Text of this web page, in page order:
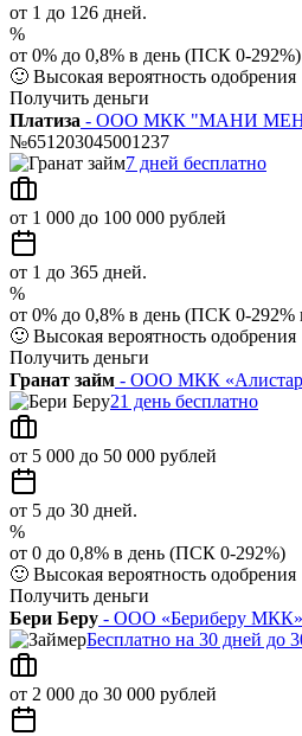
от 1 до 126 дней.
%
от 0% до 0,8% в день (ПСК 0-292%)
🙂 Высокая вероятность одобрения
Получить деньги
Платиза - ООО МКК "МАНИ
№651203045001237
7 дней бесплатно
от 1 000 до 100 000 рублей
от 1 до 365 дней.
%
от 0% до 0,8% в день (ПСК 0-292%
🙂 Высокая вероятность одобрения
Получить деньги
Гранат займ - ООО МКК
21 день бесплатно
от 5 000 до 50 000 рублей
от 5 до 30 дней.
%
от 0 до 0,8% в день (ПСК 0-292%)
🙂 Высокая вероятность одобрения
Получить деньги
Бери Беру - ООО «Бериберу МКК»
Бесплатно на 30 дней до
от 2 000 до 30 000 рублей